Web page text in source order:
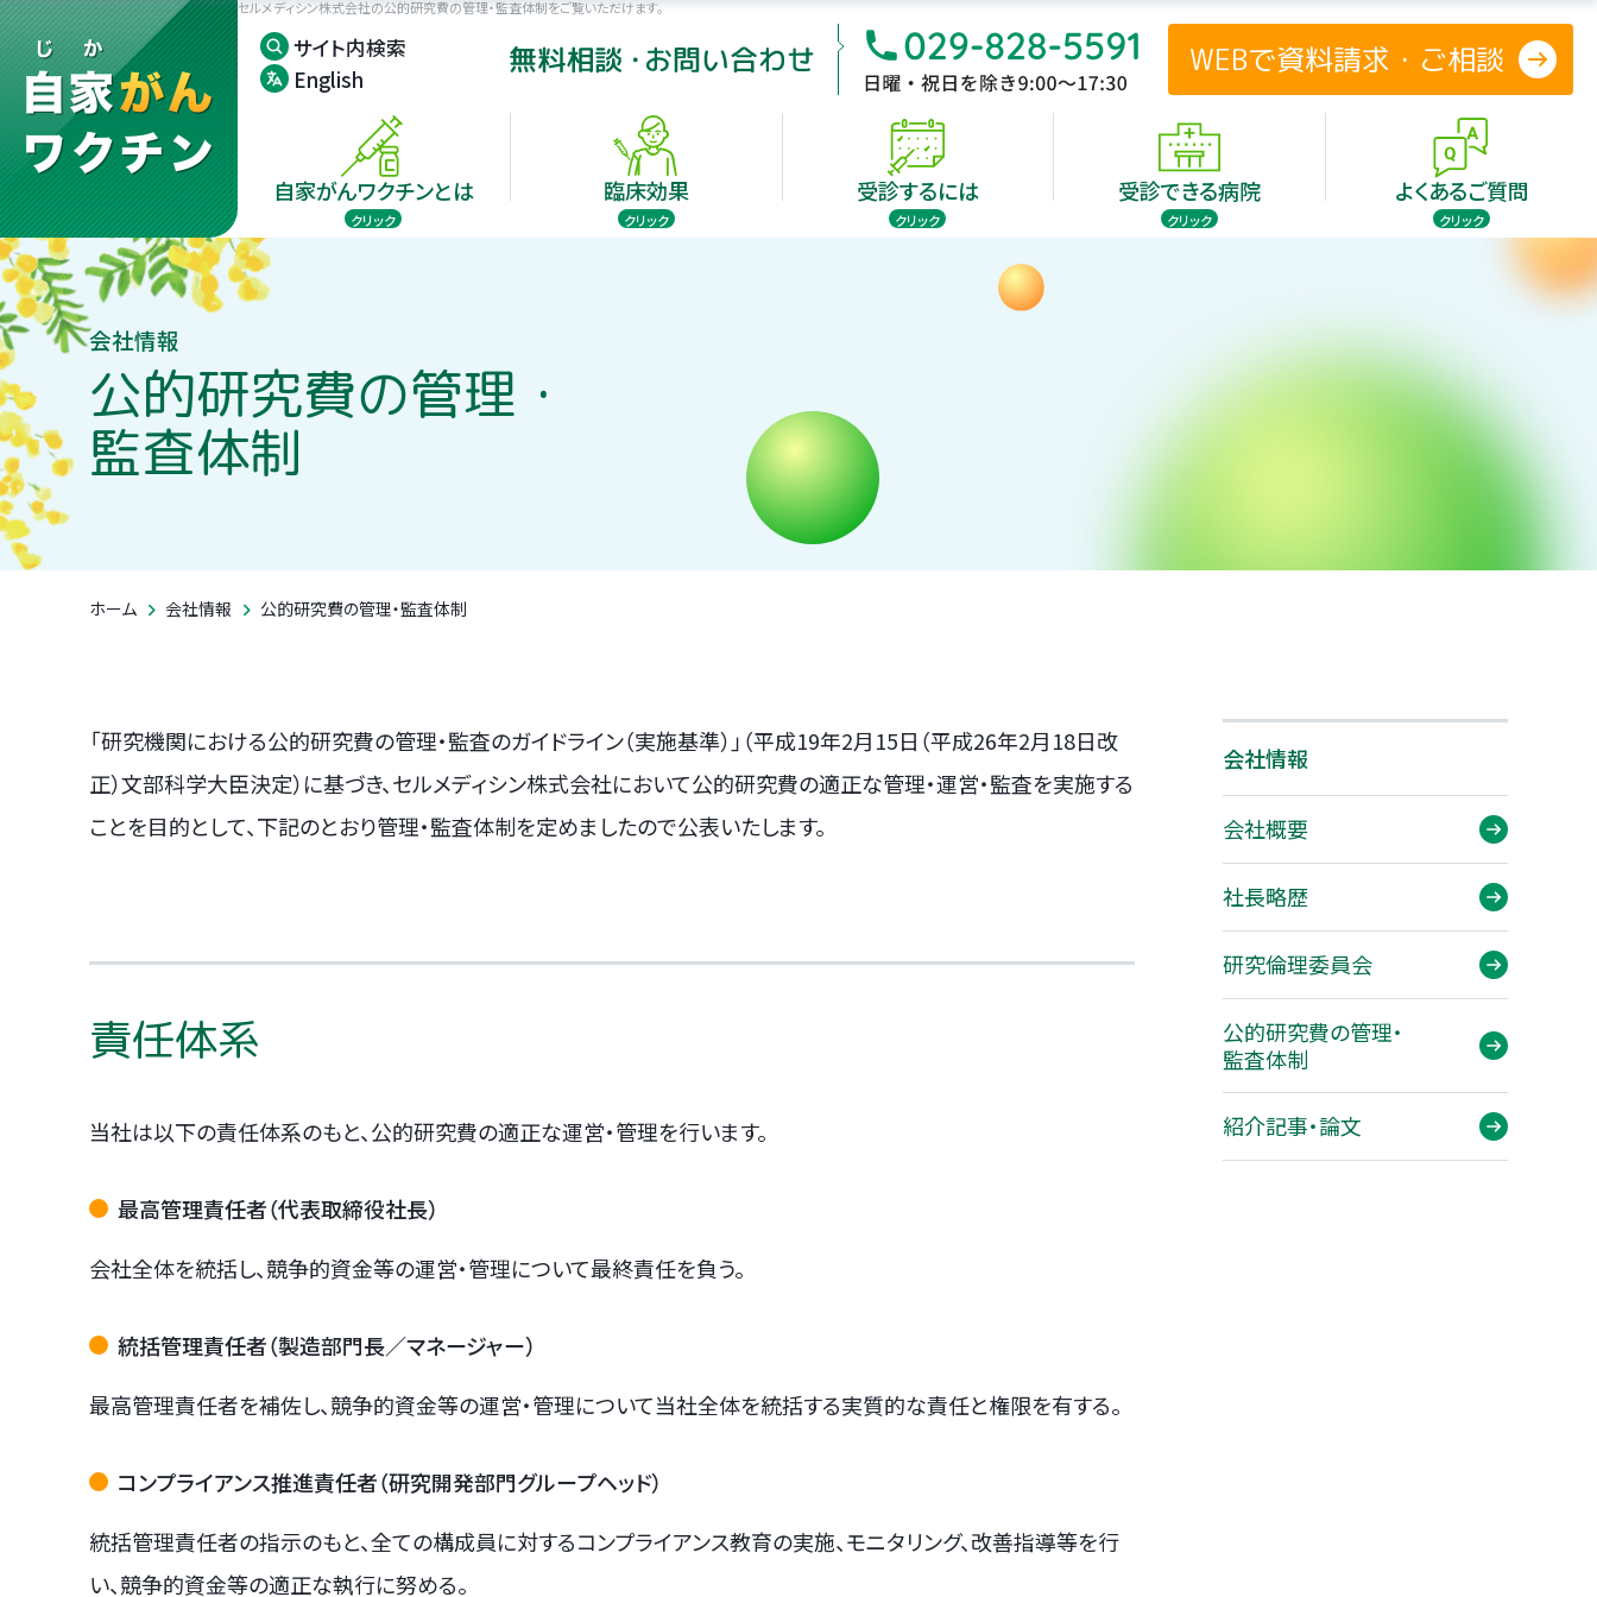
セルメディシン株式会社の公的研究費の管理・監査体制をご覧いただけます。
サイト内検索
English
WEBで資料請求・ご相談
自家がんワクチンとは
クリック
自家がんワクチンの特徴
臨床効果
クリック
がん治療の担当医も納得の
受診するには
クリック
免疫反応テストとは
受診できる病院
クリック
よくあるご質問
クリック
自家がんワクチン療法は、手術後のがんの再発・転移の予防
残存がんの治療を目的とした、がん免疫療法です。
自家がんワクチンの特徴
臨床効果
臨床試験成績 新たな治験のご案内
受診するには
受診の流れ 診療価格
受診できる病院
jp
会社情報
公的研究費の管理・
監査体制
ホーム 会社情報 公的研究費の管理・監査体制
「研究機関における公的研究費の管理・監査のガイドライン（実施基準）」（平成19年2月15日（平成26年2月18日改
正）文部科学大臣決定）に基づき、セルメディシン株式会社において公的研究費の適正な管理・運営・監査を実施する
ことを目的として、下記のとおり管理・監査体制を定めましたので公表いたします。
責任体系
当社は以下の責任体系のもと、公的研究費の適正な運営・管理を行います。
最高管理責任者（代表取締役社長）
会社全体を統括し、競争的資金等の運営・管理について最終責任を負う。
統括管理責任者（製造部門長／マネージャー）
最高管理責任者を補佐し、競争的資金等の運営・管理について当社全体を統括する実質的な責任と権限を有する。
コンプライアンス推進責任者（研究開発部門グループヘッド）
統括管理責任者の指示のもと、全ての構成員に対するコンプライアンス教育の実施、モニタリング、改善指導等を行
い、競争的資金等の適正な執行に努める。
会社情報
会社概要
社長略歴
研究倫理委員会
公的研究費の管理・
監査体制
紹介記事・論文